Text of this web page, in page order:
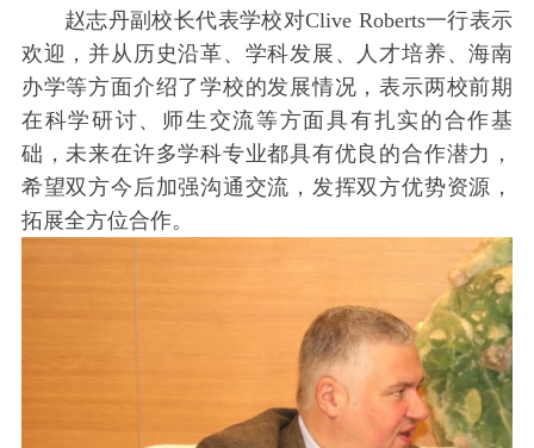
赵志丹副校长代表学校对Clive Roberts一行表示
欢迎，并从历史沿革、学科发展、人才培养、海南
办学等方面介绍了学校的发展情况，表示两校前期
在科学研讨、师生交流等方面具有扎实的合作基
础，未来在许多学科专业都具有优良的合作潜力，
希望双方今后加强沟通交流，发挥双方优势资源，
拓展全方位合作。